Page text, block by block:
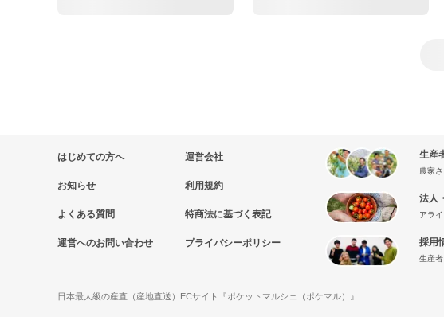
はじめての方へ
お知らせ
よくある質問
運営へのお問い合わせ
運営会社
利用規約
特商法に基づく表記
プライバシーポリシー
生産
農家
法人
アラ
採用
生産
日本最大級の産直（産地直送）ECサイト『ポケットマルシェ（ポケマル）』